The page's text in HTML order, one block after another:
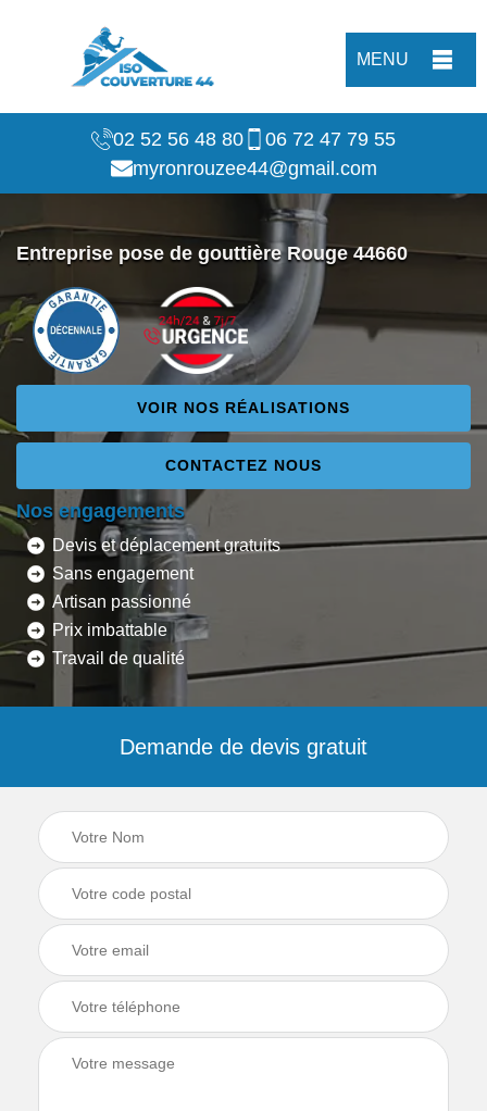
MENU
02 52 56 48 80
06 72 47 79 55
myronrouzee44@gmail.com
Entreprise pose de gouttière Rouge 44660
VOIR NOS RÉALISATIONS
CONTACTEZ NOUS
Nos engagements
Devis et déplacement gratuits
Sans engagement
Artisan passionné
Prix imbattable
Travail de qualité
Demande de devis gratuit